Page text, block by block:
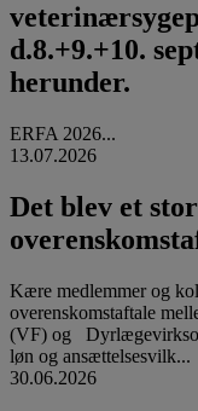
d.8.+9.+10.
herunder.
ERFA 2026...
13.07.2026
Det blev et
Kære medlemmer og
overenskomstaftale
(VF) og
løn og ansættelsesvilk...
30.06.2026